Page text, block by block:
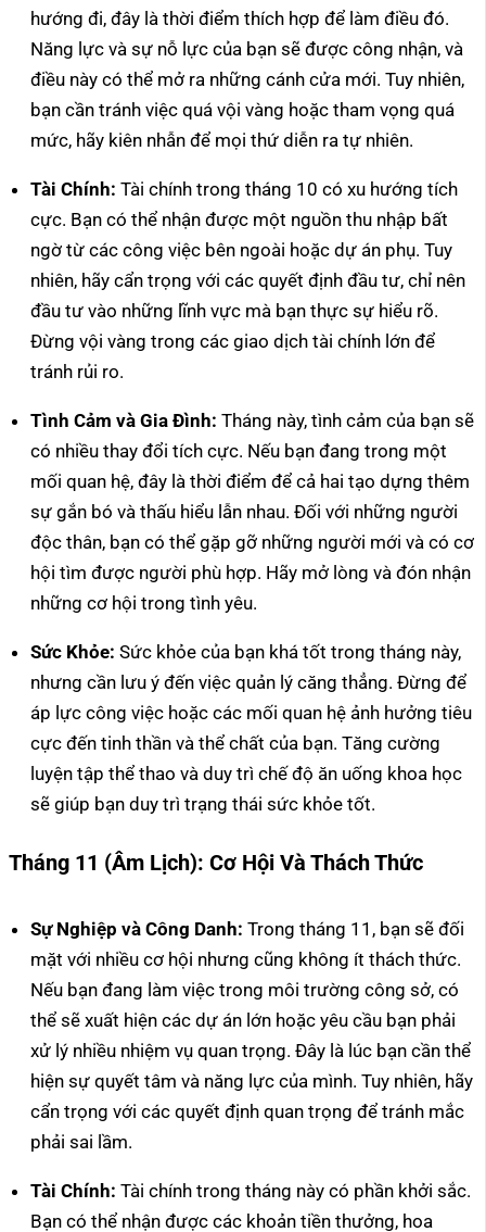
hướng đi, đây là thời điểm thích hợp để làm điều đó.
Năng lực và sự nỗ lực của bạn sẽ được công nhận, và
điều này có thể mở ra những cánh cửa mới. Tuy nhiên,
bạn cần tránh việc quá vội vàng hoặc tham vọng quá
mức, hãy kiên nhẫn để mọi thứ diễn ra tự nhiên.
Tài Chính: Tài chính trong tháng 10 có xu hướng tích
cực. Bạn có thể nhận được một nguồn thu nhập bất
ngờ từ các công việc bên ngoài hoặc dự án phụ. Tuy
nhiên, hãy cẩn trọng với các quyết định đầu tư, chỉ nên
đầu tư vào những lĩnh vực mà bạn thực sự hiểu rõ.
Đừng vội vàng trong các giao dịch tài chính lớn để
tránh rủi ro.
Tình Cảm và Gia Đình: Tháng này, tình cảm của bạn sẽ
có nhiều thay đổi tích cực. Nếu bạn đang trong một
mối quan hệ, đây là thời điểm để cả hai tạo dựng thêm
sự gắn bó và thấu hiểu lẫn nhau. Đối với những người
độc thân, bạn có thể gặp gỡ những người mới và có cơ
hội tìm được người phù hợp. Hãy mở lòng và đón nhận
những cơ hội trong tình yêu.
Sức Khỏe: Sức khỏe của bạn khá tốt trong tháng này,
nhưng cần lưu ý đến việc quản lý căng thẳng. Đừng để
áp lực công việc hoặc các mối quan hệ ảnh hưởng tiêu
cực đến tinh thần và thể chất của bạn. Tăng cường
luyện tập thể thao và duy trì chế độ ăn uống khoa học
sẽ giúp bạn duy trì trạng thái sức khỏe tốt.
Tháng 11 (Âm Lịch): Cơ Hội Và Thách Thức
Sự Nghiệp và Công Danh: Trong tháng 11, bạn sẽ đối
mặt với nhiều cơ hội nhưng cũng không ít thách thức.
Nếu bạn đang làm việc trong môi trường công sở, có
thể sẽ xuất hiện các dự án lớn hoặc yêu cầu bạn phải
xử lý nhiều nhiệm vụ quan trọng. Đây là lúc bạn cần thể
hiện sự quyết tâm và năng lực của mình. Tuy nhiên, hãy
cẩn trọng với các quyết định quan trọng để tránh mắc
phải sai lầm.
Tài Chính: Tài chính trong tháng này có phần khởi sắc.
Bạn có thể nhận được các khoản tiền thưởng, hoa